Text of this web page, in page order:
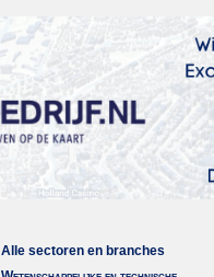
Alle sectoren en branches